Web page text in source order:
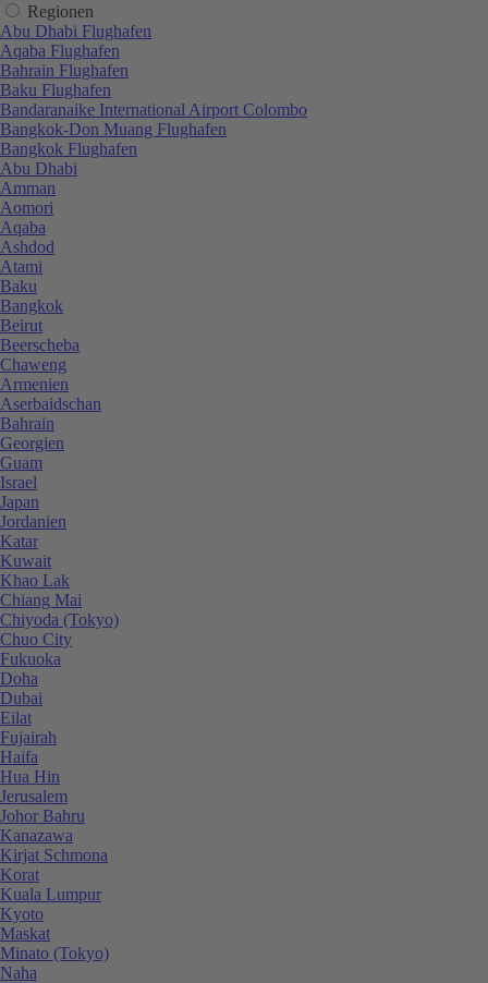
Regionen
Abu Dhabi Flughafen
Aqaba Flughafen
Bahrain Flughafen
Baku Flughafen
Bandaranaike International Airport Colombo
Bangkok-Don Muang Flughafen
Bangkok Flughafen
Abu Dhabi
Amman
Aomori
Aqaba
Ashdod
Atami
Baku
Bangkok
Beirut
Beerscheba
Chaweng
Armenien
Aserbaidschan
Bahrain
Georgien
Guam
Israel
Japan
Jordanien
Katar
Kuwait
Khao Lak
Chiang Mai
Chiyoda (Tokyo)
Chuo City
Fukuoka
Doha
Dubai
Eilat
Fujairah
Haifa
Hua Hin
Jerusalem
Johor Bahru
Kanazawa
Kirjat Schmona
Korat
Kuala Lumpur
Kyoto
Maskat
Minato (Tokyo)
Naha